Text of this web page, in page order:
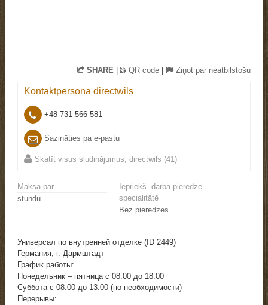
SHARE | QR code | Ziņot par neatbilstošu
Kontaktpersona directwils
+48 731 566 581
Sazināties pa e-pastu
Skatīt visus sludinājumus, directwils (41)
Maksa par...
stundu
Iepriekš. darba pieredze
specialitātē
Bez pieredzes
Универсал по внутренней отделке (ID 2449)
Германия, г. Дармштадт
График работы:
Понедельник – пятница с 08:00 до 18:00
Суббота с 08:00 до 13:00 (по необходимости)
Перерывы: